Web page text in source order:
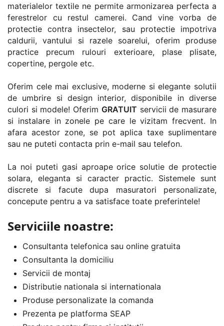
materialelor textile ne permite armonizarea perfecta a
ferestrelor cu restul camerei. Cand vine vorba de
protectie contra insectelor, sau protectie impotriva
caldurii, vantului si razele soarelui, oferim produse
practice precum rulouri exterioare, plase plisate,
copertine, pergole etc.
Oferim cele mai exclusive, moderne si elegante solutii
de umbrire si design interior, disponibile in diverse
culori si modele! Oferim GRATUIT servicii de masurare
si instalare in zonele pe care le vizitam frecvent. In
afara acestor zone, se pot aplica taxe suplimentare
sau ne puteti contacta prin e-mail sau telefon.
La noi puteti gasi aproape orice solutie de protectie
solara, eleganta si caracter practic. Sistemele sunt
discrete si facute dupa masuratori personalizate,
concepute pentru a va satisface toate preferintele!
Serviciile noastre:
Consultanta telefonica sau online gratuita
Consultanta la domiciliu
Servicii de montaj
Distributie nationala si internationala
Produse personalizate la comanda
Prezenta pe platforma SEAP